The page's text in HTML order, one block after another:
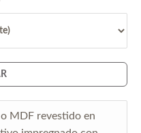
MDF revestido en